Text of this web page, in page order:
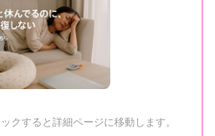
クすると詳細ページに移動します。